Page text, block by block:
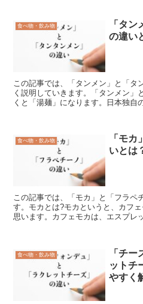
食べ物・飲み物
「タン
の違い
この記事では、「タンメン」と「タ
く説明していきます。「タンメン」
くと「湯麺」になります。日本独自
食べ物・飲み物
「モ
いとは
この記事では、「モカ」と「フラペ
す。モカとは?モカというと、カフ
思います。カフェモカは、エスプレ
食べ物・飲み物
「チ
ットチ
やすく